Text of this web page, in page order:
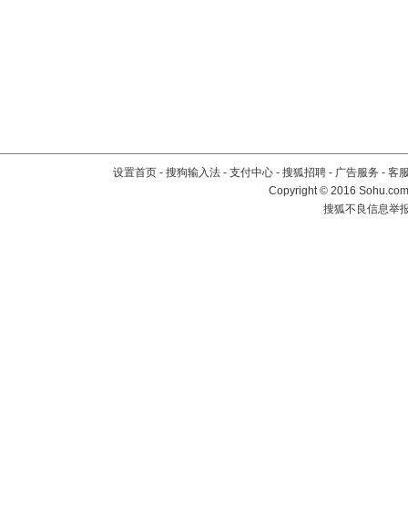
设置首页 - 搜狗输入法 - 支付中心 - 搜狐招聘 - 广告服务 - 客
Copyright©2016
搜狐不良信息举